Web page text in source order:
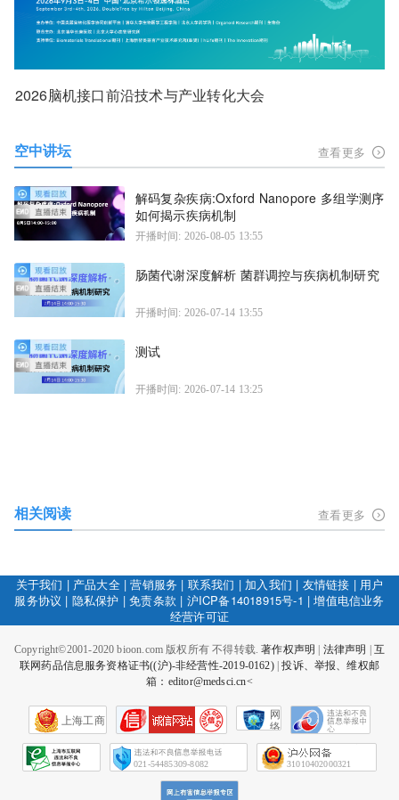
2026脑机接口前沿技术与产业转化大会
空中讲坛 查看更多
解码复杂疾病:Oxford Nanopore 多组学测序
如何揭示疾病机制
开播时间: 2026-08-05 13:55
肠菌代谢深度解析 菌群调控与疾病机制研究
开播时间: 2026-07-14 13:55
测试
开播时间: 2026-07-14 13:25
相关阅读 查看更多
关于我们 | 产品大全|营销服务 | 联系我们 | 加入我们 | 友情链接 | 用户
服务协议 | 隐私保护 |免责条款 | 沪ICP备14018915号-1 |增值电信业务
经营许可证
Copyright©2001-2020 bioon.com 版权所有 不得转载.著作权声明 法律声明
互
联网药品信息服务资格证书((沪)-非经营性-2019-0162)|投诉、举报、维权邮
箱：editor@medsci.cn<
上海工商
网
络
会
征
021-54485309-8082 31010402000321